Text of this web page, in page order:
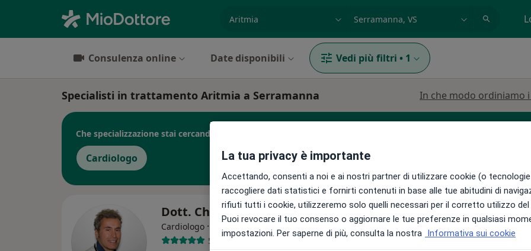
Consulenza online Date disponibili Vedi più filtri • 1
Specialisti in trattamento Aritmia a Serramanna In che modo ordiniamo
Che specializzazione stai cercando?
Cardiologo
Dott. Christian Murgia
Cardiologo · Altro
52 recensioni
Oggi
9 Ago
Domani
10 Ago
Mar,
11 Ago
Mer,
12 Ago
La tua privacy è importante
Accettando, consenti a noi e ai nostri partner di utilizzare cookie (o
raccogliere dati statistici e fornirti contenuti in base alle tue abitudini di
rifiuti tutti i cookie, utilizzeremo solo quelli necessari per il corretto utilizzo
Puoi revocare il tuo consenso o aggiornare le tue preferenze in qualsiasi
impostazioni. Per saperne di più, consulta la nostra Informativa sui cookie